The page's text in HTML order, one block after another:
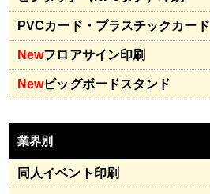
PVCカード・プラスチックカード
Newフロアサイン印刷
Newビッグボードスタンド
業界別
同人イベント印刷